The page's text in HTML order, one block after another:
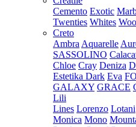
Cemento Exotic
Twenties Whites
Creto
Ambra Aquarelle
SASSOLINO
Chloe Cray Deniza
Estetika Dark Eva
GALAXY GRACE
Lili
Lines Lorenzo Lotani
Monica Mono